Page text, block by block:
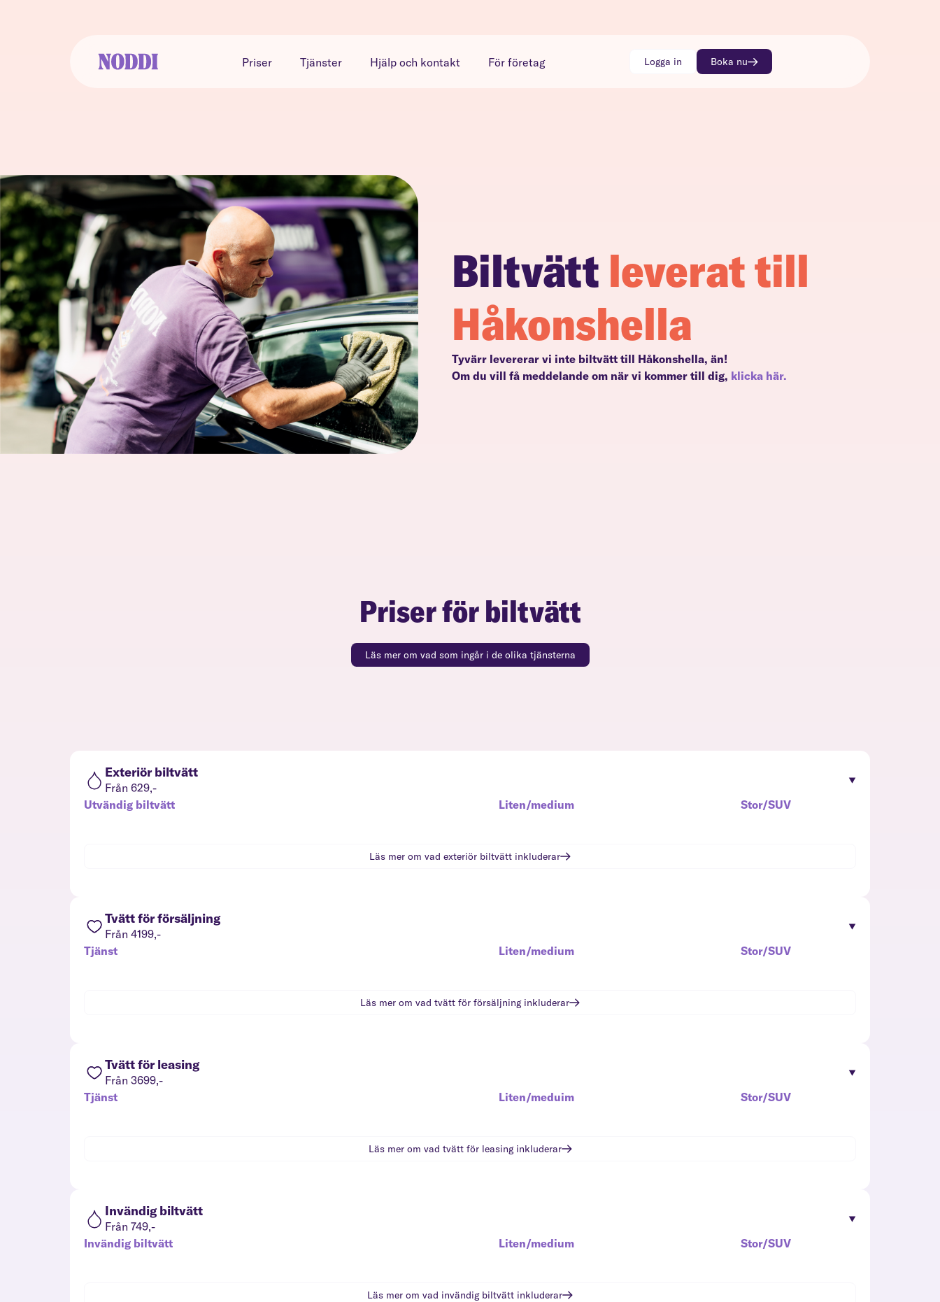
Priser Tjänster Hjälp och kontakt För företag Logga in Boka nu
Biltvätt leverat till
Håkonshella
Tyvärr levererar vi inte biltvätt till Håkonshella, än!
Om du vill få meddelande om när vi kommer till dig, klicka här.
Priser för biltvätt
Läs mer om vad som ingår i de olika tjänsterna
Exteriör biltvätt
Från 629,-
Utvändig biltvätt
Liten/medium Stor/SUV
Läs mer om vad exteriör biltvätt inkluderar
Tvätt för försäljning
Från 4199,-
Tjänst
Liten/medium Stor/SUV
Läs mer om vad tvätt för försäljninginkluderar
Tvätt för leasing
Från 3699,-
Tjänst
Liten/meduim Stor/SUV
Läs mer om vad tvätt för leasinginkluderar
Invändig biltvätt
Från 749,-
Invändig biltvätt
Liten/medium Stor/SUV
Läs mer om vad invändig biltvätt inkluderar